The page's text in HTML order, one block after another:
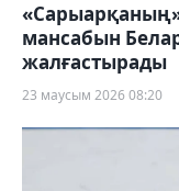
мансабын
жалғастырады
23 маусым 2026 08:20